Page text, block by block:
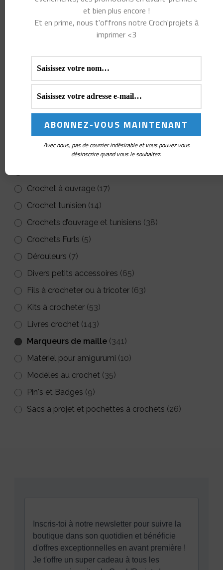
plusieurs
variations.
options
être
choisies
sur
la
Recherche
Catégories de produits
Cartes cadeaux (1)
Ciseaux et coupe-fil (10)
Compte-rangs (19)
Crochet à ouvrage (17)
Crochet tunisien (14)
Crochets d’ouvrage et tunisiens (38)
Crochets Furls (5)
Dérouleurs (7)
Divers petits accessoires (65)
Fils à crocheter ou à tricoter (63)
Kits à crocheter (53)
Livres crochet (143)
Marqueurs de maille (341)
Matériel pour amigurumi (10)
Modèles au crochet (35)
Pin's et Badges (9)
Sacs à projet et pochettes à crochets (26)
et bien plus encore !
Et en prime, nous t'offrons notre Croch'projets à
imprimer <3
Avec nous, pas de courrier indésirable et vous pouvez vous
désinscrire quand vous le souhaitez.